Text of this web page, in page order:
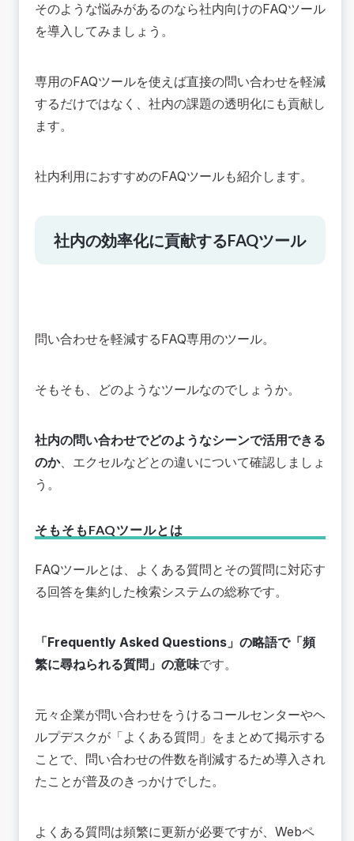
そのような悩みがあるのなら社内向けのFAQツール
を導入してみましょう。
専用のFAQツールを使えば直接の問い合わせを軽減
するだけではなく、社内の課題の透明化にも貢献し
ます。
社内利用におすすめのFAQツールも紹介します。
社内の効率化に貢献するFAQツール
問い合わせを軽減するFAQ専用のツール。
そもそも、どのようなツールなのでしょうか。
社内の問い合わせでどのようなシーンで活用できる
のか、エクセルなどとの違いについて確認しましょ
う。
そもそもFAQツールとは
FAQツールとは、よくある質問とその質問に対応す
る回答を集約した検索システムの総称です。
「Frequently Asked Questions」の略語で「頻
繁に尋ねられる質問」の意味です。
元々企業が問い合わせをうけるコールセンターやヘ
ルプデスクが「よくある質問」をまとめて掲示する
ことで、問い合わせの件数を削減するため導入され
たことが普及のきっかけでした。
よくある質問は頻繁に更新が必要ですが、Webペ